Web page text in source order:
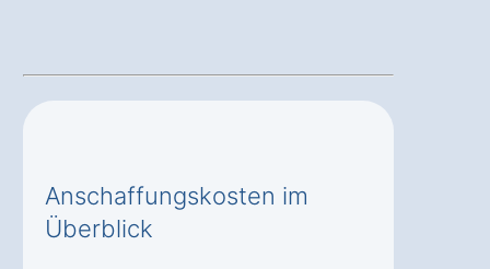
Anschaffungskosten im
Überblick